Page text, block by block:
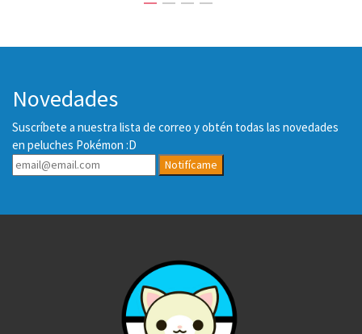
Novedades
Suscríbete a nuestra lista de correo y obtén todas las novedades
en peluches Pokémon :D
Notifícame